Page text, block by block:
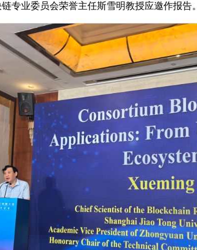
专业委员会荣誉主任斯雪明教授应邀作报告。